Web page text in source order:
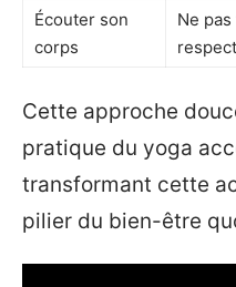
Écouter son
corps
Ne
Cette approche
pratique du yoga
transformant cette
pilier du bien-être